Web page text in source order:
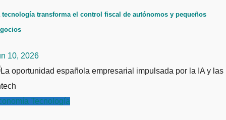
tecnología transforma el control fiscal de autónomos y pequeños
10, 2026
Tecnología